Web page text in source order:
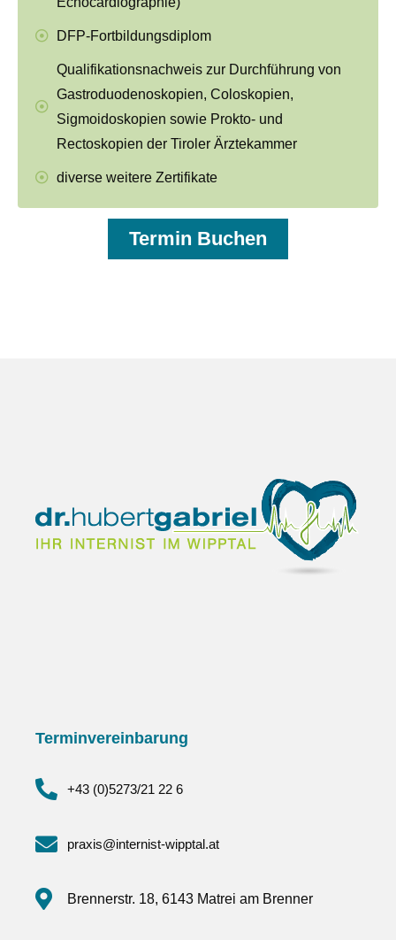
DFP-Fortbildungsdiplom
Qualifikationsnachweis zur Durchführung von
Gastroduodenoskopien, Coloskopien,
Sigmoidoskopien sowie Prokto- und
Rectoskopien der Tiroler Ärztekammer
diverse weitere Zertifikate
Termin Buchen
Terminvereinbarung
+43 (0)5273/21 22 6
praxis@internist-wipptal.at
Brennerstr. 18, 6143 Matrei am Brenner